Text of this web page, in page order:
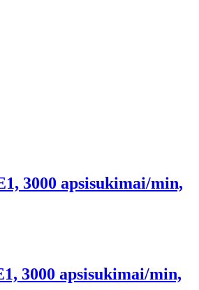
3000 apsisukimai/min,
3000 apsisukimai/min,